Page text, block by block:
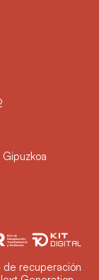
de recuperación